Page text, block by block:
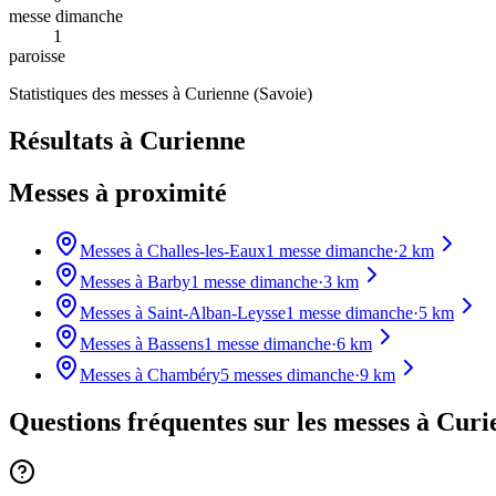
messe dimanche
1
paroisse
Statistiques des messes à Curienne (Savoie)
Résultats à Curienne
Messes à proximité
Messes à Challes-les-Eaux1 messe dimanche·2 km
Messes à Barby1 messe dimanche·3 km
Messes à Saint-Alban-Leysse1 messe dimanche·5 km
Messes à Bassens1 messe dimanche·6 km
Messes à Chambéry5 messes dimanche·9 km
Questions fréquentes sur les messes à